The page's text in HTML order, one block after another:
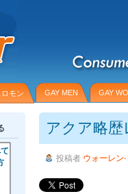
モン GAY MEN GAY
アクア略歴
投稿者 ウォーレン